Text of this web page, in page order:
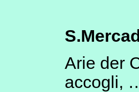
Arie der
accogli,